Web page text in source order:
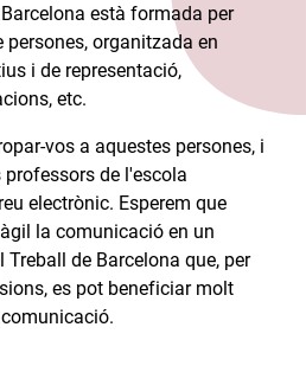
està formada per
organitzada en
i de representació,
etc.​
vos a aquestes persones, i
de l'escola
electrònic. Esperem que
la comunicació en un
de Barcelona que, per
es pot beneficiar molt